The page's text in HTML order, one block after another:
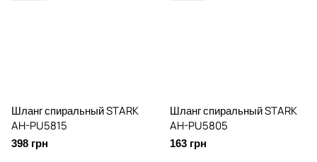
Шланг спиральный STARK
AH-PU5815
398 грн
Шланг спиральный STARK
AH-PU5805
163 грн